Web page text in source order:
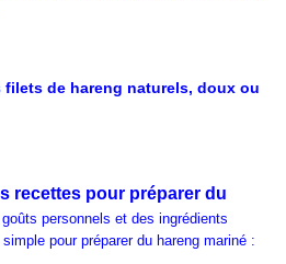
filets de hareng naturels, doux ou
recettes pour préparer du
personnels et des ingrédients
pour préparer du hareng mariné :